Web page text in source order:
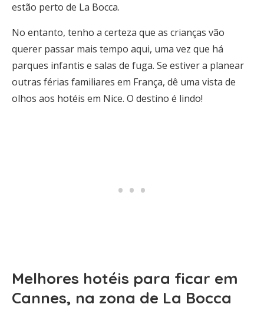
estão perto de La Bocca.
No entanto, tenho a certeza que as crianças vão
querer passar mais tempo aqui, uma vez que há
parques infantis e salas de fuga. Se estiver a planear
outras férias familiares em França, dê uma vista de
olhos aos hotéis em Nice. O destino é lindo!
Melhores hotéis para ficar em
Cannes, na zona de La Bocca